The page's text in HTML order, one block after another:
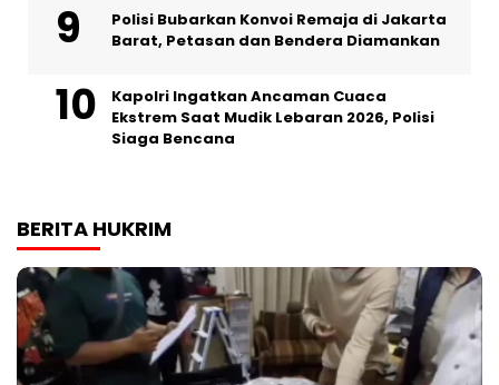
Polisi Bubarkan Konvoi Remaja di Jakarta
Barat, Petasan dan Bendera Diamankan
Kapolri Ingatkan Ancaman Cuaca
Ekstrem Saat Mudik Lebaran 2026, Polisi
Siaga Bencana
BERITA HUKRIM